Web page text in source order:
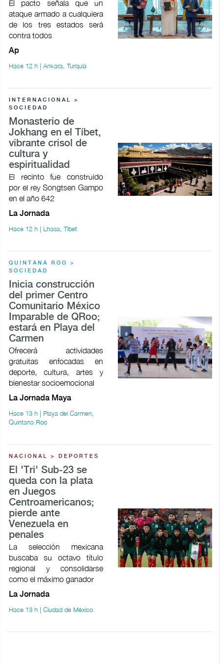
El pacto señala que un
ataque armado a cualquiera
de los tres estados será
contra todos
Ap
Hace 12 h | Ankara, Turquía
INTERNACIONAL >
SOCIEDAD
Monasterio de
Jokhang en el Tíbet,
vibrante crisol de
cultura y
espiritualidad
El recinto fue construido
por el rey Songtsen Gampo
en el año 642
La Jornada
Hace 12 h | Lhasa, Tíbet
QUINTANA ROO >
SOCIEDAD
Inicia construcción
del primer Centro
Comunitario México
Imparable de QRoo;
estará en Playa del
Carmen
Ofrecerá actividades
gratuitas enfocadas en
deporte, cultura, artes y
bienestar socioemocional
La Jornada Maya
Hace 13 h | Playa del Carmen,
Quintana Roo
NACIONAL > DEPORTES
El 'Tri' Sub-23 se
queda con la plata
en Juegos
Centroamericanos;
pierde ante
Venezuela en
penales
La selección mexicana
buscaba su octavo título
regional y consolidarse
como el máximo ganador
La Jornada
Hace 13 h | Ciudad de México